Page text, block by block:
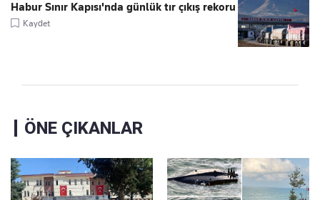
Habur Sınır Kapısı'nda günlük tır çıkış rekoru
Kaydet
ÖNE ÇIKANLAR